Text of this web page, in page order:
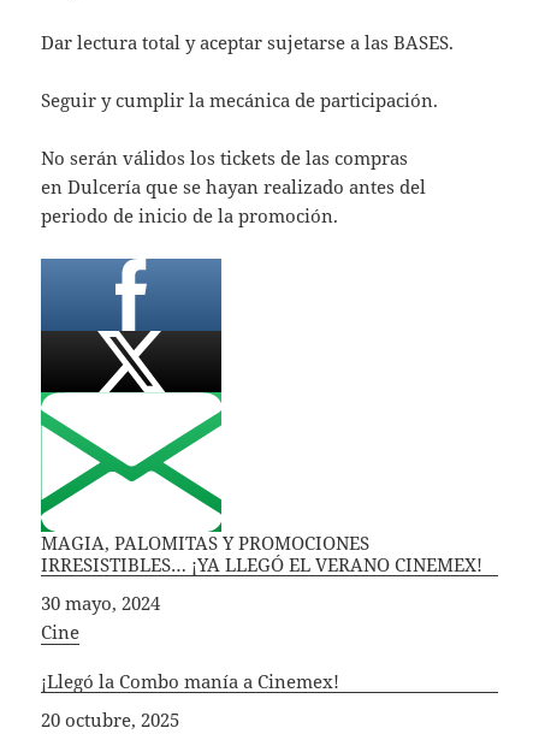
Dar lectura total y aceptar sujetarse a las BASES.
Seguir y cumplir la mecánica de participación.
No serán válidos los tickets de las compras
en Dulcería que se hayan realizado antes del
periodo de inicio de la promoción.
MAGIA, PALOMITAS Y PROMOCIONES
IRRESISTIBLES… ¡YA LLEGÓ EL VERANO CINEMEX!
Fecha
30 mayo, 2024
In relation to
Cine
¡Llegó la Combo manía a Cinemex!
Fecha
20 octubre, 2025